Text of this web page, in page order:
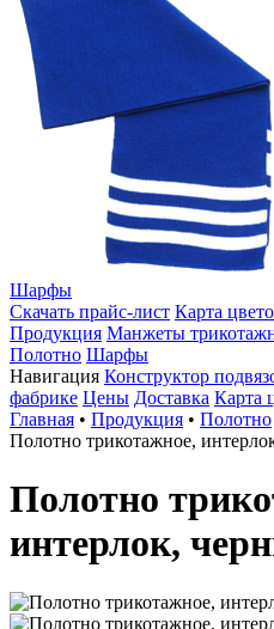
Шарфы
Скачать прайс-лист Карта
Продукция Манжеты
Полотно Шарфы
Навигация Конструктор
фабрике Цены Доставка Карта
Главная • Продукция • Полотно
Полотно трикотажное,
Полотно
интерлок,